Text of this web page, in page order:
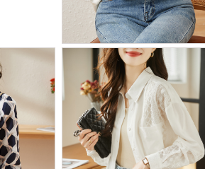
BY29640# 醋酸真丝衬衫...
Batch Price：￥47